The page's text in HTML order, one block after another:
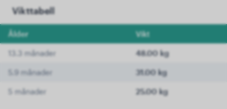
Vikttabell
Ålder Vikt
13.3 månader 48.00 kg
5.9 månader 31.00 kg
5 månader 25.00 kg